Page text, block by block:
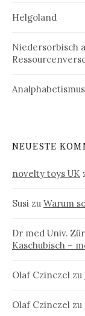
Helgoland
Niedersorbisch
NEUESTE
novelty toys UK
Susi zu Warum
Dr med Univ.
Kaschubisch –
Olaf Czinczel zu
Olaf Czinczel zu